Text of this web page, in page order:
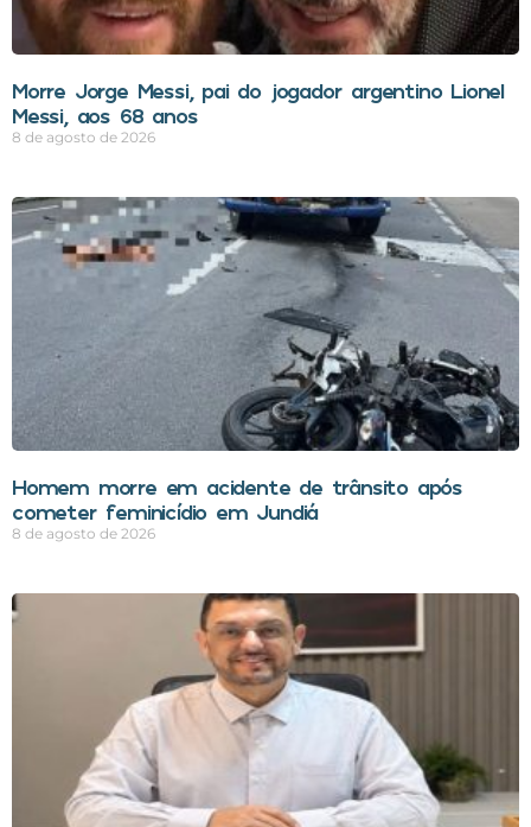
Morre Jorge Messi, pai do jogador argentino Lionel
Messi, aos 68 anos
8 de agosto de 2026
Homem morre em acidente de trânsito após
cometer feminicídio em Jundiá
8 de agosto de 2026